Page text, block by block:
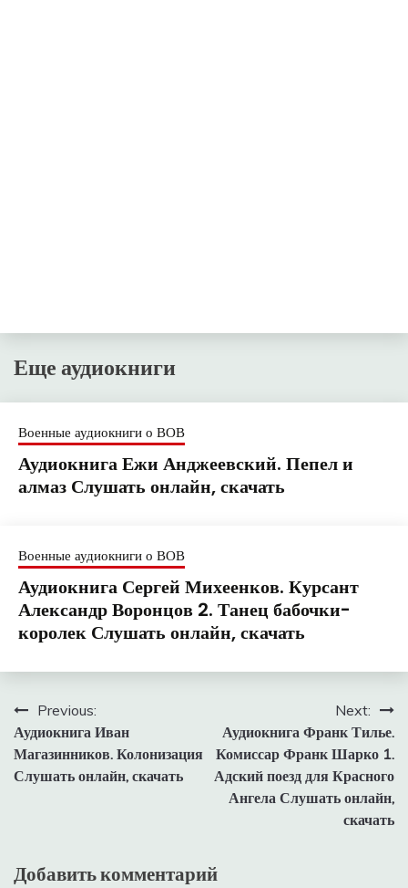
Еще аудиокниги
Военные аудиокниги о ВОВ
Аудиокнига Ежи Анджеевский. Пепел и
алмаз Слушать онлайн, скачать
Военные аудиокниги о ВОВ
Аудиокнига Сергей Михеенков. Курсант
Александр Воронцов 2. Танец бабочки-
королек Слушать онлайн, скачать
Навигация
по
записям
Previous:
Аудиокнига Иван
Магазинников. Колонизация
Слушать онлайн, скачать
Next:
Аудиокнига Франк Тилье.
Комиссар Франк Шарко 1.
Адский поезд для Красного
Ангела Слушать онлайн,
скачать
Добавить комментарий